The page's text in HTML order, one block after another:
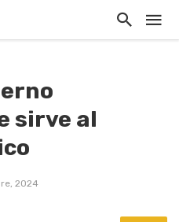
sirve al
2024